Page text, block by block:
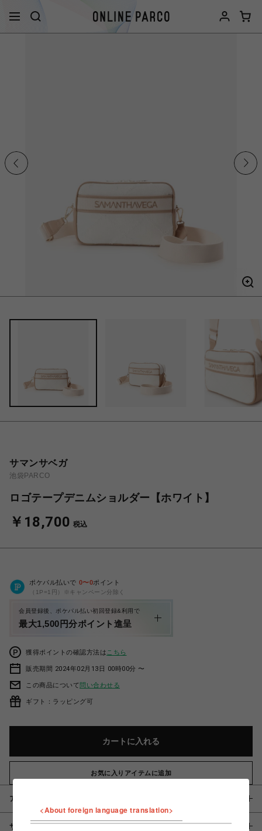
サマンサベガ
池袋PARCO
ロゴテープデニムショルダー【ホワイト】
￥18,700 税込
ポケパル払いで 0〜0ポイント
（1P=1円）※キャンペーン分除く
会員登録後、ポケパル払い初回登録&利用で
最大1,500円分ポイント進呈
獲得ポイントの確認方法は こちら
販売期間 2024年02月13日 00時00分 〜
この商品について問い合わせる
ギフト：ラッピング可
カートに入れる
お気に入りアイテムに追加
アイテム説明 / 素材
サイズ
<About foreign language translation>